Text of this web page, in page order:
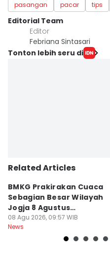
pasangan pacar tips
Editorial Team
Editor
Febriana Sintasari
Tonton lebih seru di
Related Articles
BMKG Prakirakan Cuaca
Sebagian Besar Wilayah
Jogja 8 Agustus
Berawan
08 Agu 2026, 09:57 WIB
News